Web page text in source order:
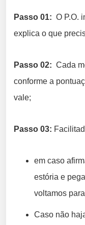
Passo 01: O P.O.
explica o que
Passo 02: Cada
conforme a
vale;
Passo 03:
em caso
estória e
voltamos
Caso não